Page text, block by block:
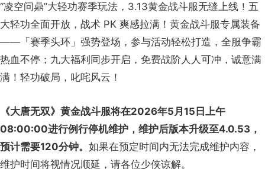
“凌空问鼎”大轻功赛季玩法，3.13黄金战斗服无缝上线！五
大轻功全面开放，战术 PK 爽感拉满！黄金战斗服专属装备
——「赛季头环」强势登场，参与活动轻松打造，全服争霸
热血不停；九大福利同步开启，免费战阶人人可冲，诚意满
满！轻功破局，叱咤风云！
《大唐无双》黄金战斗服将在2026年5月15日上午
08:00:00进行例行停机维护，维护后版本升级至4.0.53，
预计需要120分钟。 如果在预定时间内无法完成维护内容，
维护时间将视情况顺延，请各位少侠谅解。